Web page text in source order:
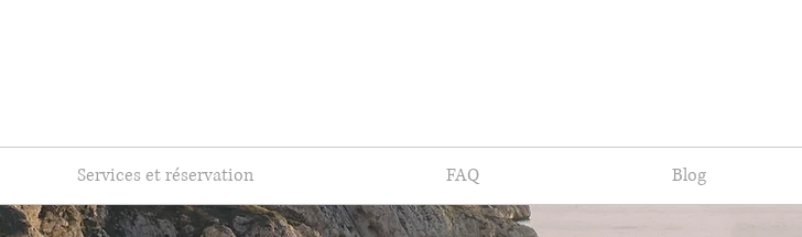
Services et réservation FAQ Blog